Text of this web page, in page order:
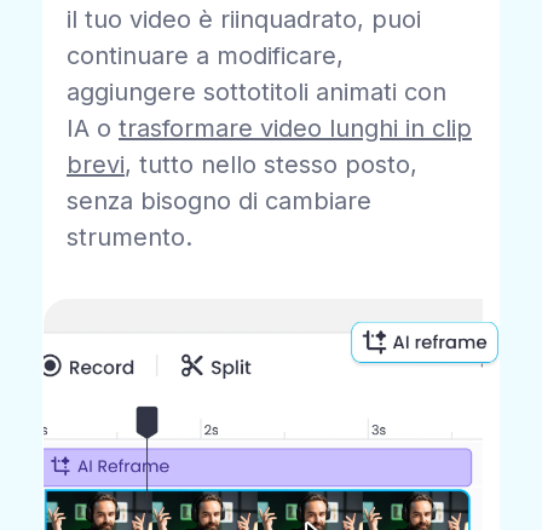
il tuo video è riinquadrato, puoi
continuare a modificare,
aggiungere sottotitoli animati con
IA o trasformare video lunghi in clip
brevi, tutto nello stesso posto,
senza bisogno di cambiare
strumento.